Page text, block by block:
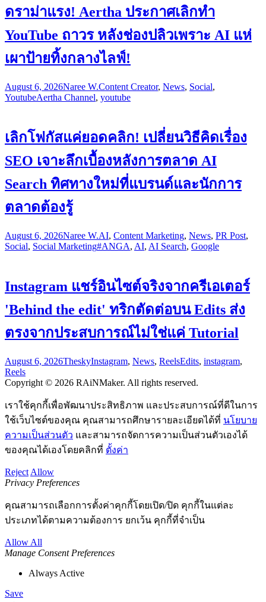
ดราม่าแรง! Aertha ประกาศเลิกทำ
YouTube ถาวร หลังช่องปลิวเพราะ AI แห่
เผาป้ายทิ้งกลางไลฟ์!
August 6, 2026Naree W.Content Creator, News, Social,
YoutubeAertha Channel, youtube
เลิกโฟกัสแค่ยอดคลิก! เปลี่ยนวิธีคิดเรื่อง
SEO เจาะลึกเบื้องหลังการตลาด AI
Search ทิศทางใหม่ที่แบรนด์และนักการ
ตลาดต้องรู้
August 6, 2026Naree W.AI, Content Marketing, News, PR Post,
Social, Social Marketing#ANGA, AI, AI Search, Google
Instagram แชร์อินไซต์จริงจากครีเอเตอร์
'Behind the edit' ทริกตัดต่อบน Edits ส่ง
ตรงจากประสบการณ์ไม่ใช่แค่ Tutorial
August 6, 2026TheskyInstagram, News, ReelsEdits, instagram,
Reels
Copyright © 2026 RAiNMaker. All rights reserved.
เราใช้คุกกี้เพื่อพัฒนาประสิทธิภาพ และประสบการณ์ที่ดีในการ
ใช้เว็บไซต์ของคุณ คุณสามารถศึกษารายละเอียดได้ที่ นโยบาย
ความเป็นส่วนตัว และสามารถจัดการความเป็นส่วนตัวเองได้
ของคุณได้เองโดยคลิกที่ ตั้งค่า
Reject Allow
Privacy Preferences
คุณสามารถเลือกการตั้งค่าคุกกี้โดยเปิด/ปิด คุกกี้ในแต่ละ
ประเภทได้ตามความต้องการ ยกเว้น คุกกี้ที่จำเป็น
Allow All
Manage Consent Preferences
Always Active
Save